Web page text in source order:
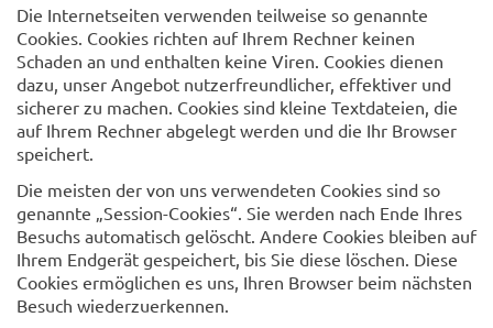
Die Internetseiten verwenden teilweise so genannte
Cookies. Cookies richten auf Ihrem Rechner keinen
Schaden an und enthalten keine Viren. Cookies dienen
dazu, unser Angebot nutzerfreundlicher, effektiver und
sicherer zu machen. Cookies sind kleine Textdateien, die
auf Ihrem Rechner abgelegt werden und die Ihr Browser
speichert.
Die meisten der von uns verwendeten Cookies sind so
genannte „Session-Cookies“. Sie werden nach Ende Ihres
Besuchs automatisch gelöscht. Andere Cookies bleiben auf
Ihrem Endgerät gespeichert, bis Sie diese löschen. Diese
Cookies ermöglichen es uns, Ihren Browser beim nächsten
Besuch wiederzuerkennen.